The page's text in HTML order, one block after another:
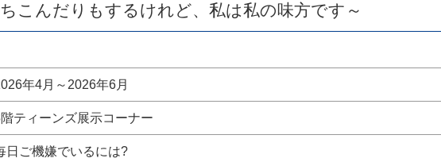
こんだりもするけれど、私は私の味方です～
年4月～2026年6月
ティーンズ展示コーナー
日ご機嫌でいるには?